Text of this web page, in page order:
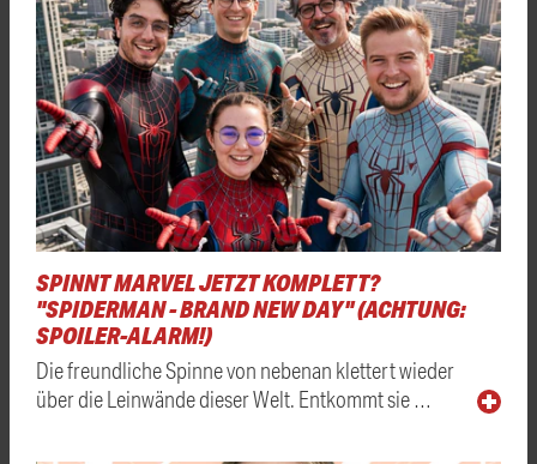
SPINNT MARVEL JETZT KOMPLETT?
"SPIDERMAN - BRAND NEW DAY" (ACHTUNG:
SPOILER-ALARM!)
Die freundliche Spinne von nebenan klettert wieder
über die Leinwände dieser Welt. Entkommt sie …